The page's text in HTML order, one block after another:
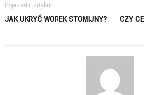
Poprzedni artykuł
JAK UKRYĆ WOREK STOMIJNY? CZY